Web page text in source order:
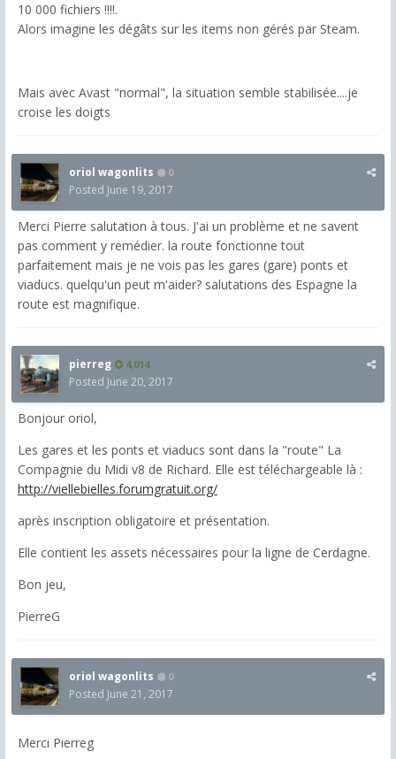
10 000 fichiers !!!!.
Alors imagine les dégâts sur les items non gérés par Steam.
Mais avec Avast "normal", la situation semble stabilisée....je
croise les doigts
oriol wagonlits 0
Posted June 19, 2017
Merci Pierre salutation à tous. J'ai un problème et ne savent
pas comment y remédier. la route fonctionne tout
parfaitement mais je ne vois pas les gares (gare) ponts et
viaducs. quelqu'un peut m'aider? salutations des Espagne la
route est magnifique.
pierreg 4,014
Posted June 20, 2017
Bonjour oriol,
Les gares et les ponts et viaducs sont dans la "route" La
Compagnie du Midi v8 de Richard. Elle est téléchargeable là :
http://viellebielles.forumgratuit.org/
après inscription obligatoire et présentation.
Elle contient les assets nécessaires pour la ligne de Cerdagne.
Bon jeu,
PierreG
oriol wagonlits 0
Posted June 21, 2017
Merci Pierreg